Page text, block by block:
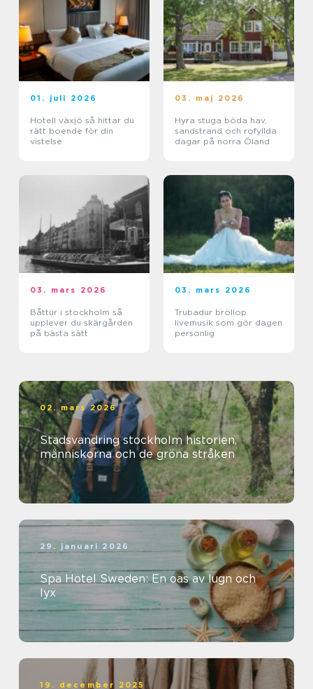
01. juli 2026
Hotell växjö så hittar du
rätt boende för din
vistelse
03. maj 2026
Hyra stuga böda hav,
sandstrand och rofyllda
dagar på norra Öland
03. mars 2026
Båttur i stockholm så
upplever du skärgården
på bästa sätt
03. mars 2026
Trubadur bröllop
livemusik som gör dagen
personlig
02. mars 2026
Stadsvandring stockholm historien,
människorna och de gröna stråken
29. januari 2026
Spa Hotel Sweden: En oas av lugn och
lyx
19. december 2025